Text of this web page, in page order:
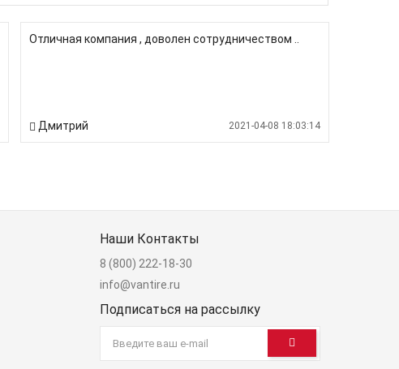
Отличная компания , доволен сотрудничеством ..
Дмитрий 2021-04-08 18:03:14
Наши Контакты
8 (800) 222-18-30
info@vantire.ru
Подписаться на рассылку